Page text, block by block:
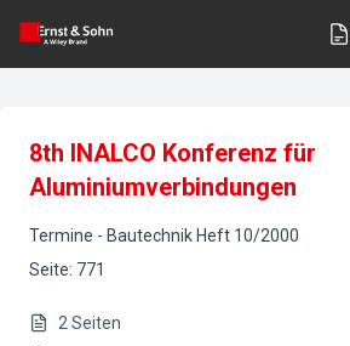
8th INALCO Konferenz für
Aluminiumverbindungen
Termine - Bautechnik Heft 10/2000
Seite: 771
2 Seiten